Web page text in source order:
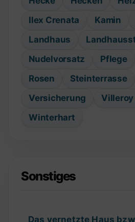
Ilex Crenata
Kamin
Landhaus
Nudelvorsatz
Pflege
Rosen
Steinterrasse
Versicherung
Villeroy
Winterhart
Sonstiges
Das vernetzte Haus